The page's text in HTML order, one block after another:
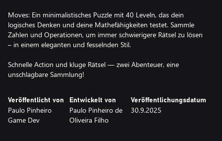
Moves: Ein minimalistisches Puzzle mit 40 Leveln, das dein
logisches Denken und deine Mathefähigkeiten testet. Sammle
Zahlen und Operationen, um immer schwierigere Rätsel zu lösen
– in einem eleganten und fesselnden Stil.
Schnelle Action und kluge Rätsel — zwei Abenteuer, eine
unschlagbare Sammlung!
Veröffentlicht von
Paulo Pinheiro
Game Dev
Entwickelt von
Paulo Pinheiro de
Oliveira Filho
Veröffentlichungsdatum
30.9.2025